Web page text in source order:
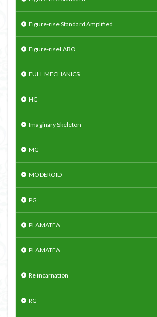
Figure-rise Standard Amplified
Figure-riseLABO
FULL MECHANICS
HG
Imaginary Skeleton
MG
MODEROID
PG
PLAMATEA
PLAMATEA
Re incarnation
RG